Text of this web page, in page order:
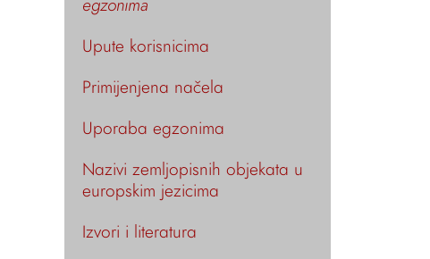
Upute korisnicima
Primijenjena načela
Uporaba egzonima
Nazivi zemljopisnih objekata u
europskim jezicima
Izvori i literatura